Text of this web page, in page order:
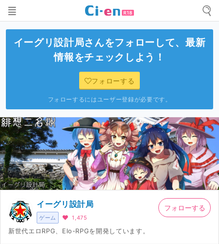
イーグリ設計局さんをフォローして、最新
情報をチェックしよう！
フォローする
フォローするにはユーザー登録が必要です。
ゲーム
イーグリ設計局
1,475
新世代エロRPG、Elo-RPGを開発しています。
フォローする